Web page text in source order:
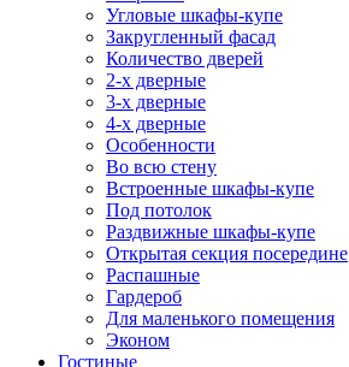
Угловые шкафы-купе
Закругленный фасад
Количество дверей
2-х дверные
3-х дверные
4-х дверные
Особенности
Во всю стену
Встроенные шкафы-купе
Под потолок
Раздвижные шкафы-купе
Открытая секция посередине
Распашные
Гардероб
Для маленького помещения
Эконом
Гостиные